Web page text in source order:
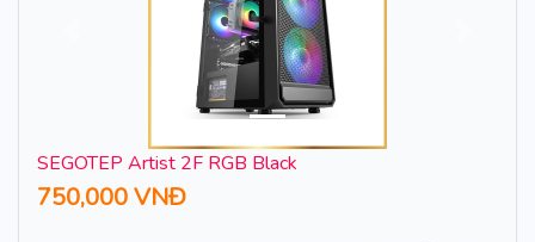
SEGOTEP Artist 2F RGB Black
750,000 VNĐ